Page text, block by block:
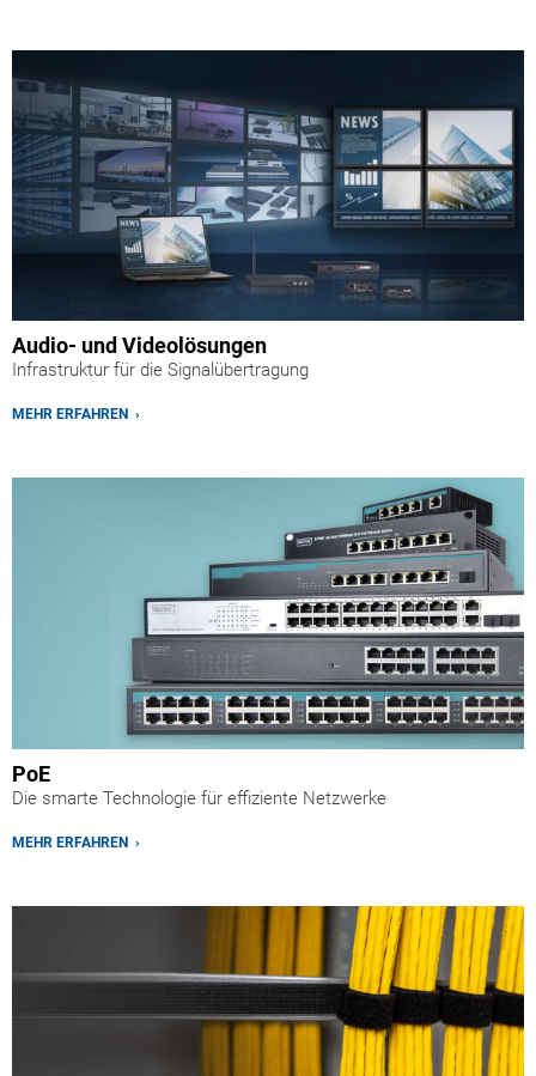
Audio- und Videolösungen
Infrastruktur für die Signalübertragung
MEHR ERFAHREN ›
PoE
Die smarte Technologie für effiziente Netzwerke
MEHR ERFAHREN ›